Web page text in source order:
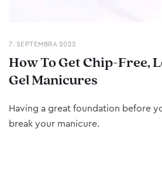
7. SEPTEMBRA 2022
How To Get Chip-Free,
Gel Manicures
Having a great foundation before
break your manicure.